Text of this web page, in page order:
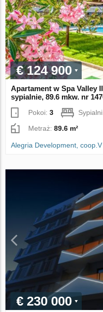
€ 124 900
Apartament w Spa Valley
sypialnie, 89.6 mkw. nr
Pokoi:3
Metraż:89.6 m²
Alegria Development, coop.V
€ 230 000